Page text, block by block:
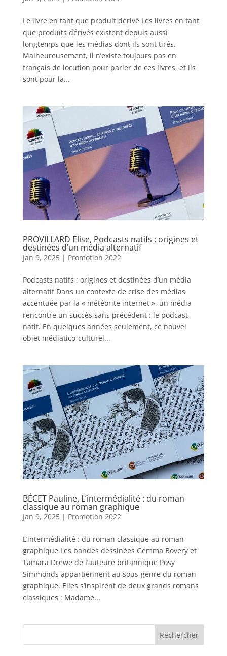
Le livre en tant que produit dérivé Les livres en tant
que produits dérivés existent depuis aussi
longtemps que les médias dont ils sont tirés.
Malheureusement, il n’existe toujours pas en
français de locution pour parler de ces livres, et ils
sont pour la...
PROVILLARD Elise, Podcasts natifs : origines et
destinées d’un média alternatif
Jan 9, 2025| Promotion 2022
Podcasts natifs : origines et destinées d’un média
alternatif Dans un contexte de crise des médias
accentuée par la « météorite internet », un média
rencontre un succès sans précédent : le podcast
natif. En quelques années seulement, ce nouvel
objet médiatico-culturel...
BÉCET Pauline, L’intermédialité : du roman
classique au roman graphique
Jan 9, 2025| Promotion 2022
L’intermédialité : du roman classique au roman
graphique Les bandes dessinées Gemma Bovery et
Tamara Drewe de l’auteure britannique Posy
Simmonds appartiennent au sous-genre du roman
graphique. Elles s’inspirent de deux grands romans
classiques : Madame...